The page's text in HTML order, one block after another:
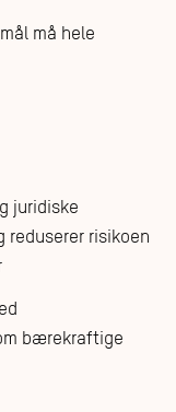
må hele
juridiske
reduserer risikoen
bærekraftige